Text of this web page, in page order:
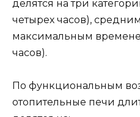
делятся на три
четырех часов),
максимальным
часов).
По функциональным
отопительные печи